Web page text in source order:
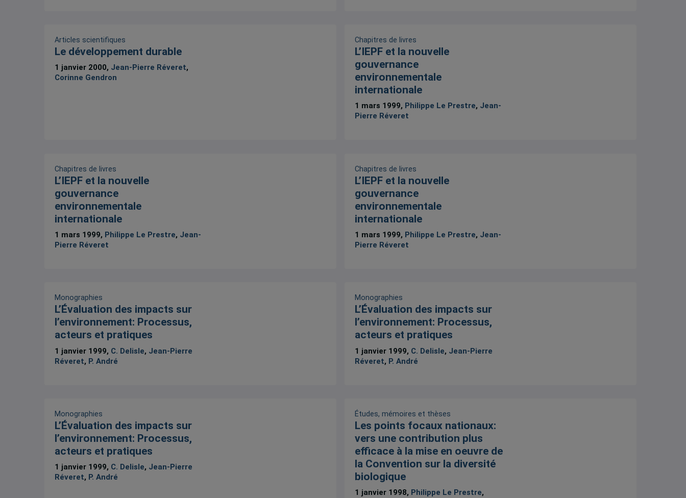
Articles scientifiques
Le développement durable
1 janvier 2000, Jean-Pierre Réveret,
Corinne Gendron
Chapitres de livres
L’IEPF et la nouvelle
gouvernance
environnementale
internationale
1 mars 1999, Philippe Le Prestre, Jean-
Pierre Réveret
Chapitres de livres
L’IEPF et la nouvelle
gouvernance
environnementale
internationale
1 mars 1999, Philippe Le Prestre, Jean-
Pierre Réveret
Chapitres de livres
L’IEPF et la nouvelle
gouvernance
environnementale
internationale
1 mars 1999, Philippe Le Prestre, Jean-
Pierre Réveret
Monographies
L’Évaluation des impacts sur
l’environnement: Processus,
acteurs et pratiques
1 janvier 1999, C. Delisle, Jean-Pierre
Réveret, P. André
Monographies
L’Évaluation des impacts sur
l’environnement: Processus,
acteurs et pratiques
1 janvier 1999, C. Delisle, Jean-Pierre
Réveret, P. André
Monographies
L’Évaluation des impacts sur
l’environnement: Processus,
acteurs et pratiques
1 janvier 1999, C. Delisle, Jean-Pierre
Réveret, P. André
Études, mémoires et thèses
Les points focaux nationaux:
vers une contribution plus
efficace à la mise en oeuvre de
la Convention sur la diversité
biologique
1 janvier 1998, Philippe Le Prestre,